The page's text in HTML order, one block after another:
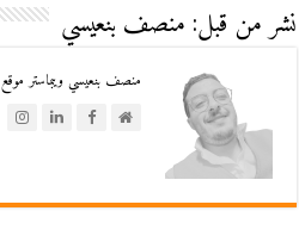
نشر من قبل: منصف بنعيسي
منصف بنعيسي ويبماستر